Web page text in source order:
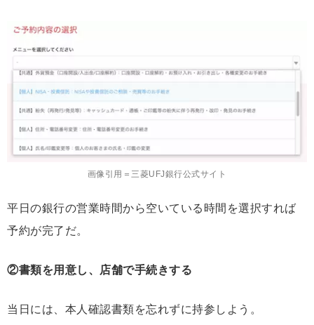
画像引用＝三菱UFJ銀行公式サイト
平日の銀行の営業時間から空いている時間を選択すれば
予約が完了だ。
②書類を用意し、店舗で手続きする
当日には、本人確認書類を忘れずに持参しよう。